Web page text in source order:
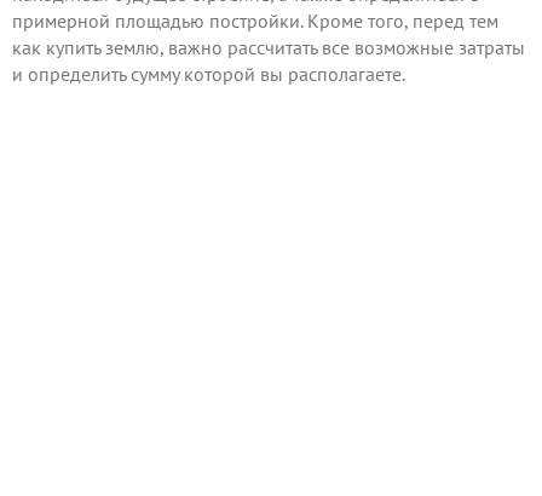
примерной площадью постройки. Кроме того, перед тем
как купить землю, важно рассчитать все возможные затраты
и определить сумму которой вы располагаете.